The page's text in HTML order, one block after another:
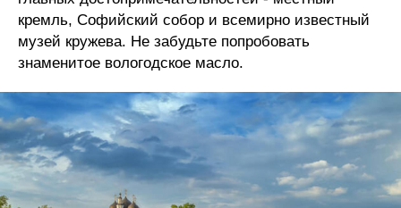
кремль, Софийский собор и всемирно известный
музей кружева. Не забудьте попробовать
знаменитое вологодское масло.